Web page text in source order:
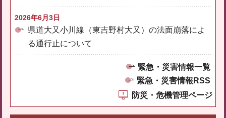
2026年6月3日
県道大又小川線（東吉野村大又）の法面崩落によ
る通行止について
緊急・災害情報一覧
緊急・災害情報RSS
防災・危機管理ページ